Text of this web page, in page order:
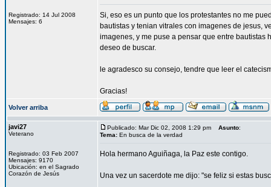
Registrado: 14 Jul 2008
Mensajes: 6
Si, eso es un punto que los protestantes no me
bautistas y tenian vitrales con imagenes de jesus,
imagenes, y me puse a pensar que entre
deseo de buscar.
le agradesco su consejo, tendre que leer el
Gracias!
Volver arriba
javi27
Veterano
Registrado: 03 Feb 2007
Mensajes: 9170
Ubicación: en el Sagrado
Corazón de Jesús
Publicado: Mar Dic 02, 2008 1:29 pm Asunto:
Tema: En busca de la verdad
Hola hermano Aguiñaga, la Paz este contigo.
Una vez un sacerdote me dijo: "se feliz si estas